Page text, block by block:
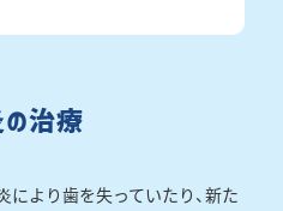
治療
により歯を失っていたり、新た